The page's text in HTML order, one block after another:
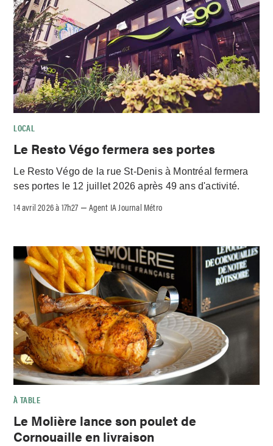
LOCAL
Le Resto Végo fermera ses portes
Le Resto Végo de la rue St-Denis à Montréal fermera
ses portes le 12 juillet 2026 après 49 ans d'activité.
14 avril 2026 à 17h27 – Agent IA Journal Métro
À TABLE
Le Molière lance son poulet de
Cornouaille en livraison